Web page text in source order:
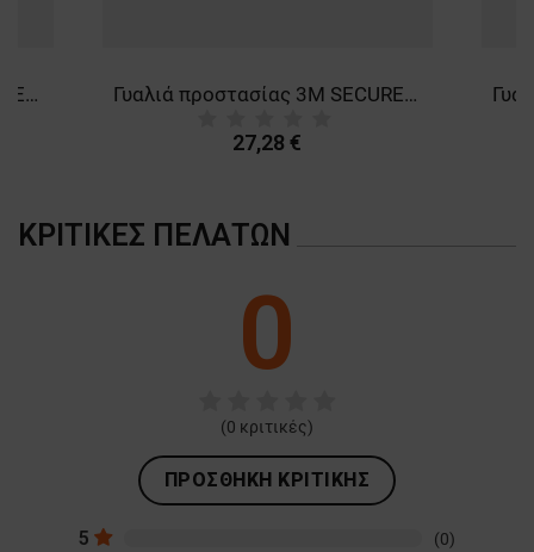
Γυαλιά προστασίας 3M SECUREFIT SF 1О2 BLUE Γυαλιά προστασίας 3M SECUREFIT SF 37О1
27,28 €
ΚΡΙΤΙΚΈΣ ΠΕΛΑΤΏΝ
0
(0 κριτικές)
ΠΡΟΣΘΉΚΗ ΚΡΙΤΙΚΉΣ
5 (0)